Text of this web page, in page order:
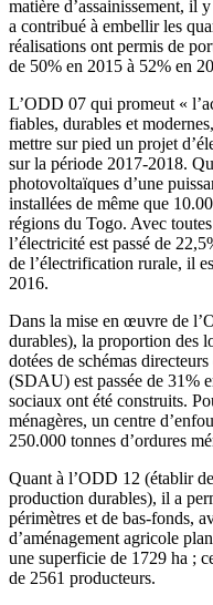
matière d’assainissement, il
a contribué à embellir les
réalisations ont permis de
de 50% en 2015 à 52% en
L’ODD 07 qui promeut «
fiables, durables et
mettre sur pied un projet
sur la période 2017-2018.
photovoltaïques d’une
installées de même que
régions du Togo. Avec
l’électricité est passé de
de l’électrification rurale, il
2016.
Dans la mise en œuvre de
durables), la proportion des
dotées de schémas
(SDAU) est passée de 31%
sociaux ont été construits.
ménagères, un centre
250.000 tonnes d’ordures
Quant à l’ODD 12 (établir
production durables), il a
périmètres et de bas-fonds,
d’aménagement agricole
une superficie de 1729 ha ;
de 2561 producteurs.